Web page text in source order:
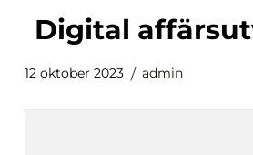
digital
12 oktober 2023 admin